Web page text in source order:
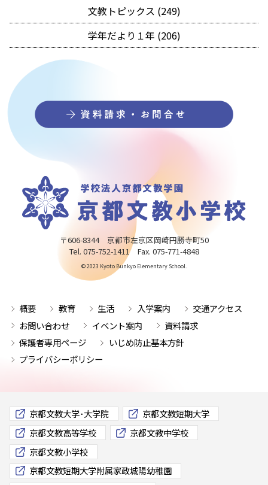
文教トピックス (249)
学年だより１年 (206)
〒606-8344 京都市左京区岡崎円勝寺町50
Tel. 075-752-1411 Fax. 075-771-4848
© 2023 Kyoto Bunkyo Elementary School.
概要 教育 生活 入学案内
交通アクセス
お問い合わせ
イベント案内
資料請求
保護者専用ページ
いじめ防止基本方針
プライバシーポリシー
京都文教大学･大学院
京都文教短期大学
京都文教高等学校
京都文教中学校
京都文教小学校
京都文教短期大学附属家政城陽幼稚園